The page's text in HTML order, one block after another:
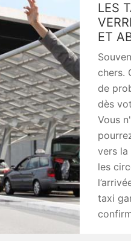
LES
ET
chers.
de
dès
Vous
vers la
les
taxi